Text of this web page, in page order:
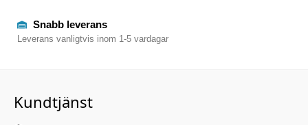
Snabb leverans
Leverans vanligtvis inom 1-5 vardagar
Kundtjänst